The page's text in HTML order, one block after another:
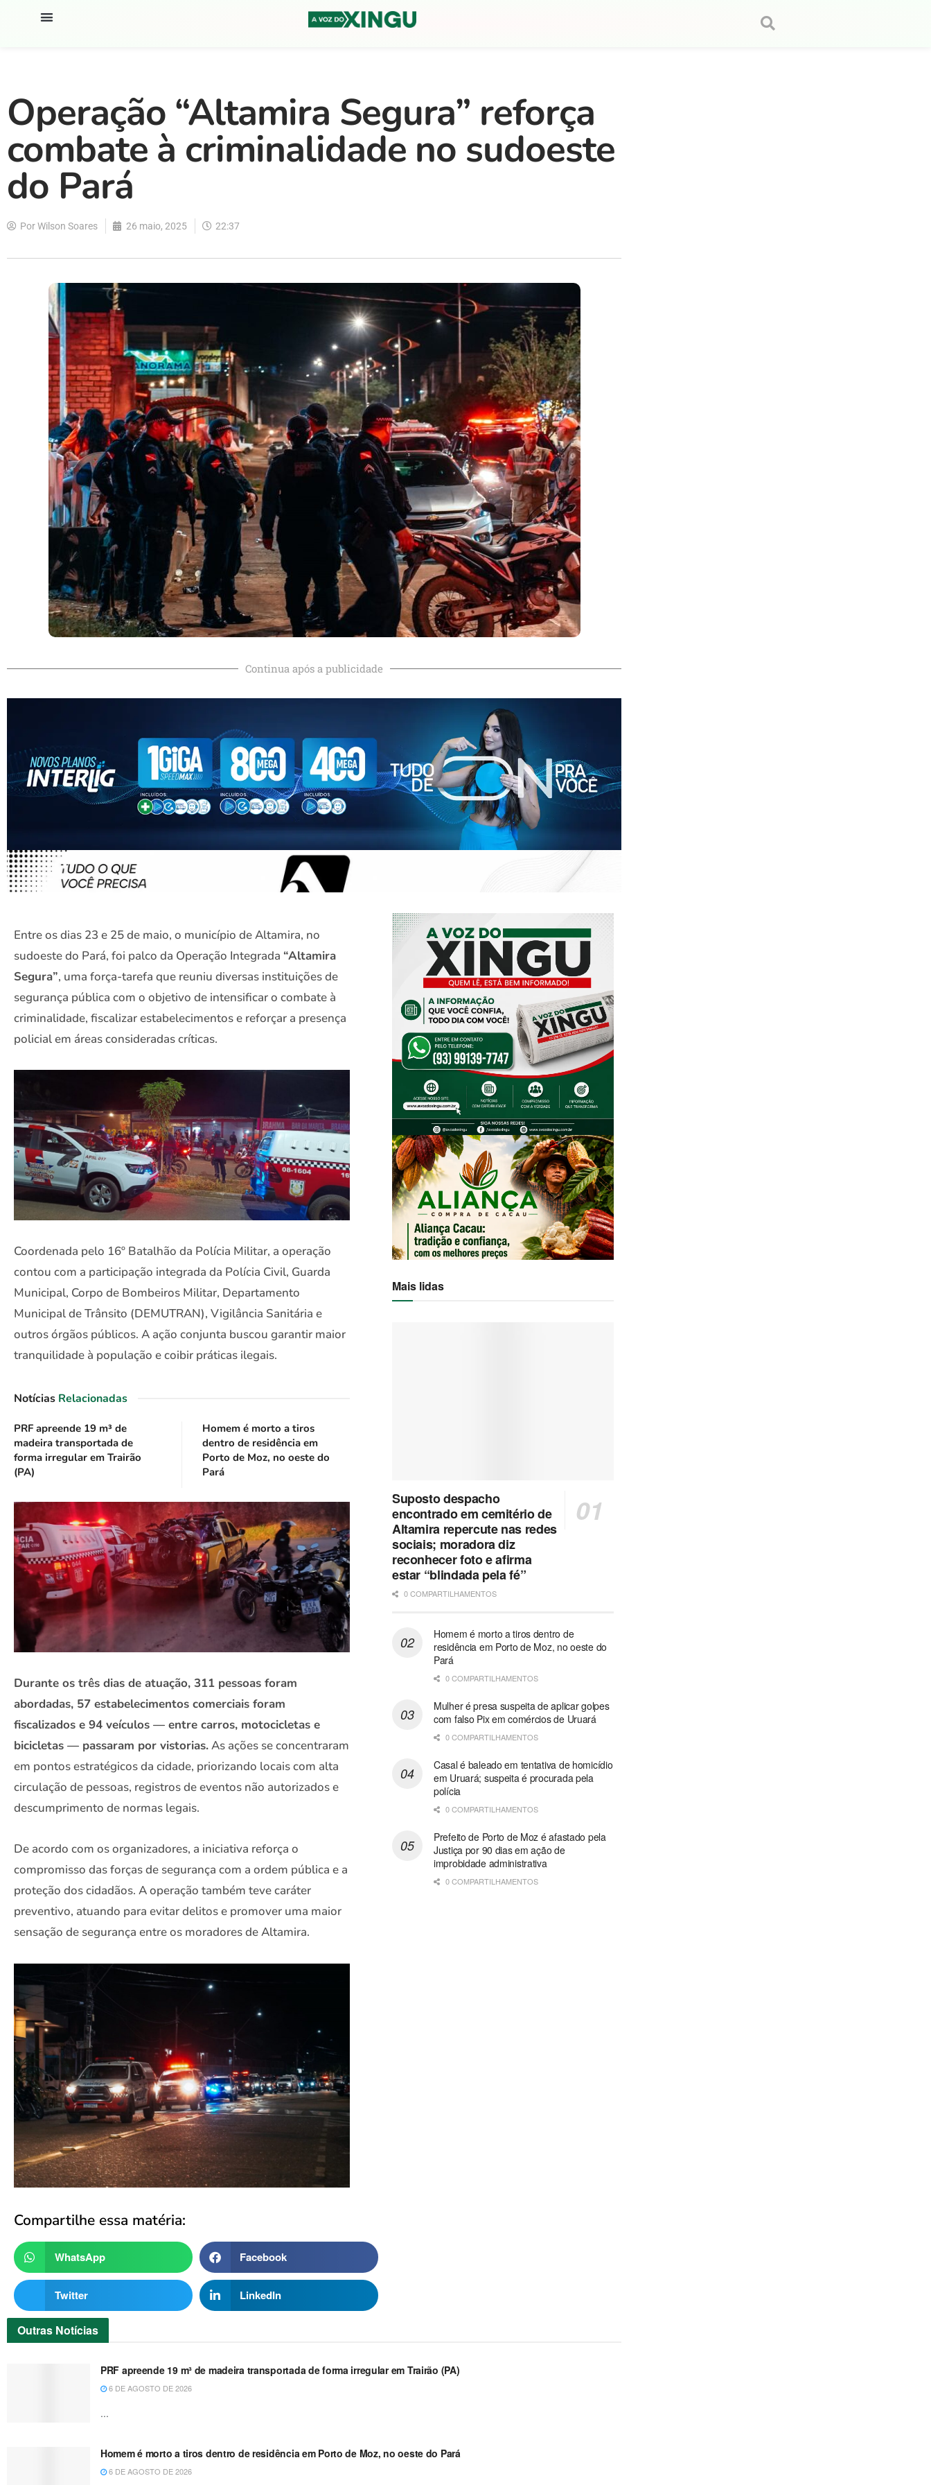
Operação “Altamira Segura” reforça
combate à criminalidade no sudoeste
do Pará
PorWilson Soares 26 maio, 2025 22:37
Continua após a publicidade
Entre os dias 23 e 25 de maio, o município de Altamira, no
sudoeste do Pará, foi palco da Operação Integrada “Altamira
Segura”, uma força-tarefa que reuniu diversas instituições de
segurança pública com o objetivo de intensificar o combate à
criminalidade, fiscalizar estabelecimentos e reforçar a presença
policial em áreas consideradas críticas.
Coordenada pelo 16º Batalhão da Polícia Militar, a operação
contou com a participação integrada da Polícia Civil, Guarda
Municipal, Corpo de Bombeiros Militar, Departamento
Municipal de Trânsito (DEMUTRAN), Vigilância Sanitária e
outros órgãos públicos. A ação conjunta buscou garantir maior
tranquilidade à população e coibir práticas ilegais.
Notícias Relacionadas
PRF apreende 19 m³ de
madeira transportada de
forma irregular em Trairão
(PA)
Homem é morto a tiros
dentro de residência em
Porto de Moz, no oeste do
Pará
Durante os três dias de atuação, 311 pessoas foram
abordadas, 57 estabelecimentos comerciais foram
fiscalizados e 94 veículos — entre carros, motocicletas e
bicicletas — passaram por vistorias.As ações se concentraram
em pontos estratégicos da cidade, priorizando locais com alta
circulação de pessoas, registros de eventos não autorizados e
descumprimento de normas legais.
De acordo com os organizadores, a iniciativa reforça o
compromisso das forças de segurança com a ordem pública e a
proteção dos cidadãos. A operação também teve caráter
preventivo, atuando para evitar delitos e promover uma maior
sensação de segurança entre os moradores de Altamira.
Compartilhe essa matéria:
WhatsApp Facebook
Twitter LinkedIn
Mais lidas
Suposto despacho
encontrado em cemitério de
Altamira repercute nas redes
sociais; moradora diz
reconhecer foto e afirma
estar “blindada pela fé”
0 COMPARTILHAMENTOS
Homem é morto a tiros dentro de
residência em Porto de Moz, no oeste do
Pará
0 COMPARTILHAMENTOS
Mulher é presa suspeita de aplicar golpes
com falso Pix em comércios de Uruará
0 COMPARTILHAMENTOS
Casal é baleado em tentativa de homicídio
em Uruará; suspeita é procurada pela
polícia
0 COMPARTILHAMENTOS
Prefeito de Porto de Moz é afastado pela
Justiça por 90 dias em ação de
improbidade administrativa
0 COMPARTILHAMENTOS
Outras Notícias
PRF apreende 19 m³ de madeira transportada de forma irregular em Trairão (PA)
6 DE AGOSTO DE 2026
...
Homem é morto a tiros dentro de residência em Porto de Moz, no oeste do Pará
6 DE AGOSTO DE 2026